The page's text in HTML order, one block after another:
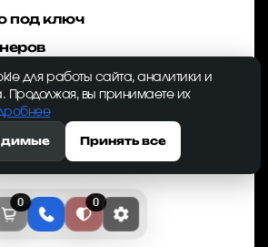
0 0
под ключ
для работы сайта, аналитики и
Продолжая, вы принимаете их
Принять все